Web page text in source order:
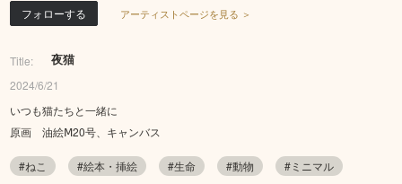
フォローする アーティストページを見る ＞
Title: 夜猫
2024/6/21
いつも猫たちと一緒に
原画 油絵Ⅿ20号、キャンバス
#ねこ #絵本・挿絵 #生命 #動物
#ミニマル